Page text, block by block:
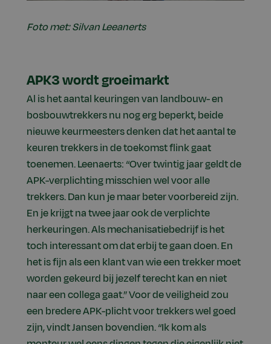
Foto met: Silvan Leeanerts
APK3 wordt groeimarkt
Al is het aantal keuringen van landbouw- en
bosbouwtrekkers nu nog erg beperkt, beide
nieuwe keurmeesters denken dat het aantal te
keuren trekkers in de toekomst flink gaat
toenemen. Leenaerts: “Over twintig jaar geldt de
APK-verplichting misschien wel voor alle
trekkers. Dan kun je maar beter voorbereid zijn.
En je krijgt na twee jaar ook de verplichte
herkeuringen. Als mechanisatiebedrijf is het
toch interessant om dat erbij te gaan doen. En
het is fijn als een klant van wie een trekker moet
worden gekeurd bij jezelf terecht kan en niet
naar een collega gaat.” Voor de veiligheid zou
een bredere APK-plicht voor trekkers wel goed
zijn, vindt Jansen bovendien. “Ik kom als